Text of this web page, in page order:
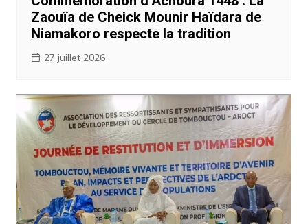
Zaouïa de Cheick Mounir Haïdara de
Niamakoro respecte la tradition
27 juillet 2026